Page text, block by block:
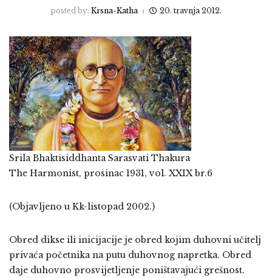
posted by: Krsna-Katha 20. travnja 2012.
Srila Bhaktisiddhanta Sarasvati Thakura
The Harmonist, prosinac 1931, vol. XXIX br.6
(Objavljeno u Kk-listopad 2002.)
Obred dikse ili inicijacije je obred kojim duhovni učitelj
privaća početnika na putu duhovnog napretka. Obred
daje duhovno prosvijetljenje poništavajući grešnost.